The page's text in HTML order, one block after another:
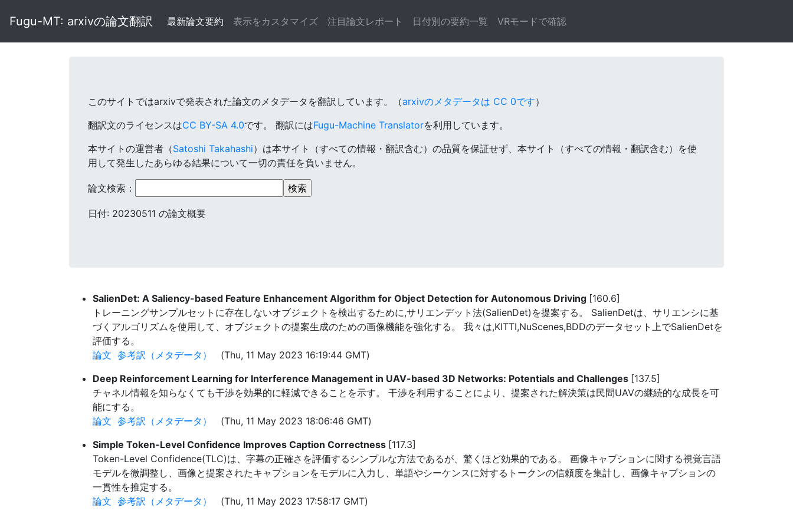
Fugu-MT: arxivの論文翻訳 最新論文要約 表示をカスタマイズ 注目論文レポート 日付別の要約一覧 VRモードで確認
このサイトではarxivで発表された論文のメタデータを翻訳しています。（arxivのメタデータは CC 0です）
翻訳文のライセンスはCC BY-SA 4.0です。 翻訳にはFugu-Machine Translatorを利用しています。
本サイトの運営者（Satoshi Takahashi）は本サイト（すべての情報・翻訳含む）の品質を保証せず、本サイト（すべての情報・翻訳含む）を使
用して発生したあらゆる結果について一切の責任を負いません。
論文検索：
日付: 20230511 の論文概要
SalienDet: A Saliency-based Feature Enhancement Algorithm for Object Detection for Autonomous Driving [160.6]
トレーニングサンプルセットに存在しないオブジェクトを検出するために,サリエンデット法(SalienDet)を提案する。 SalienDetは、サリエンシに基
づくアルゴリズムを使用して、オブジェクトの提案生成のための画像機能を強化する。 我々は,KITTI,NuScenes,BDDのデータセット上でSalienDetを
評価する。
論文 参考訳（メタデータ）
(Thu, 11 May 2023 16:19:44 GMT)
Deep Reinforcement Learning for Interference Management in UAV-based 3D Networks: Potentials and Challenges [137.5]
チャネル情報を知らなくても干渉を効果的に軽減できることを示す。 干渉を利用することにより、提案された解決策は民間UAVの継続的な成長を可
能にする。
論文 参考訳（メタデータ）
(Thu, 11 May 2023 18:06:46 GMT)
Simple Token-Level Confidence Improves Caption Correctness [117.3]
Token-Level Confidence(TLC)は、字幕の正確さを評価するシンプルな方法であるが、驚くほど効果的である。 画像キャプションに関する視覚言語
モデルを微調整し、画像と提案されたキャプションをモデルに入力し、単語やシーケンスに対するトークンの信頼度を集計し、画像キャプションの
一貫性を推定する。
論文 参考訳（メタデータ）
(Thu, 11 May 2023 17:58:17 GMT)